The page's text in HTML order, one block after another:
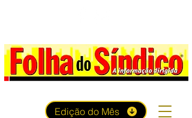
Edição do Mês